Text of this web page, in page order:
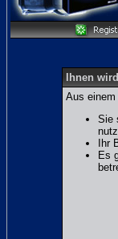
Ihnen
Aus
Sie
Ihr
Es